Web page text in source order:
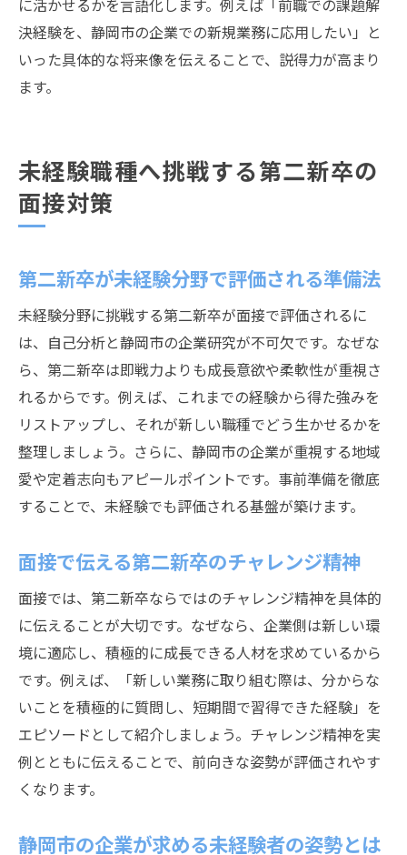
に活かせるかを言語化します。例えば「前職での課題解
決経験を、静岡市の企業での新規業務に応用したい」と
いった具体的な将来像を伝えることで、説得力が高まり
ます。
未経験職種へ挑戦する第二新卒の
面接対策
第二新卒が未経験分野で評価される準備法
未経験分野に挑戦する第二新卒が面接で評価されるに
は、自己分析と静岡市の企業研究が不可欠です。なぜな
ら、第二新卒は即戦力よりも成長意欲や柔軟性が重視さ
れるからです。例えば、これまでの経験から得た強みを
リストアップし、それが新しい職種でどう生かせるかを
整理しましょう。さらに、静岡市の企業が重視する地域
愛や定着志向もアピールポイントです。事前準備を徹底
することで、未経験でも評価される基盤が築けます。
面接で伝える第二新卒のチャレンジ精神
面接では、第二新卒ならではのチャレンジ精神を具体的
に伝えることが大切です。なぜなら、企業側は新しい環
境に適応し、積極的に成長できる人材を求めているから
です。例えば、「新しい業務に取り組む際は、分からな
いことを積極的に質問し、短期間で習得できた経験」を
エピソードとして紹介しましょう。チャレンジ精神を実
例とともに伝えることで、前向きな姿勢が評価されやす
くなります。
静岡市の企業が求める未経験者の姿勢とは